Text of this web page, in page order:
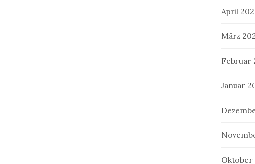
April
März
Februar
Januar
Oktober